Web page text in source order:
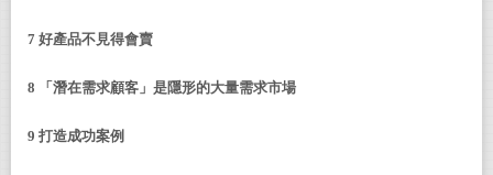
7 好產品不見得會賣
8 「潛在需求顧客」是隱形的大量需求市場
9 打造成功案例